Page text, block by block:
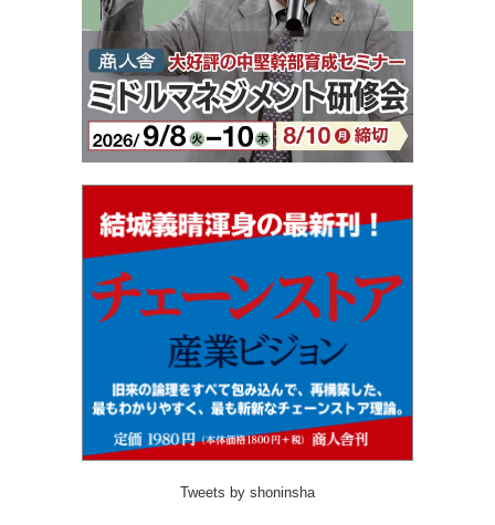
Tweets by shoninsha